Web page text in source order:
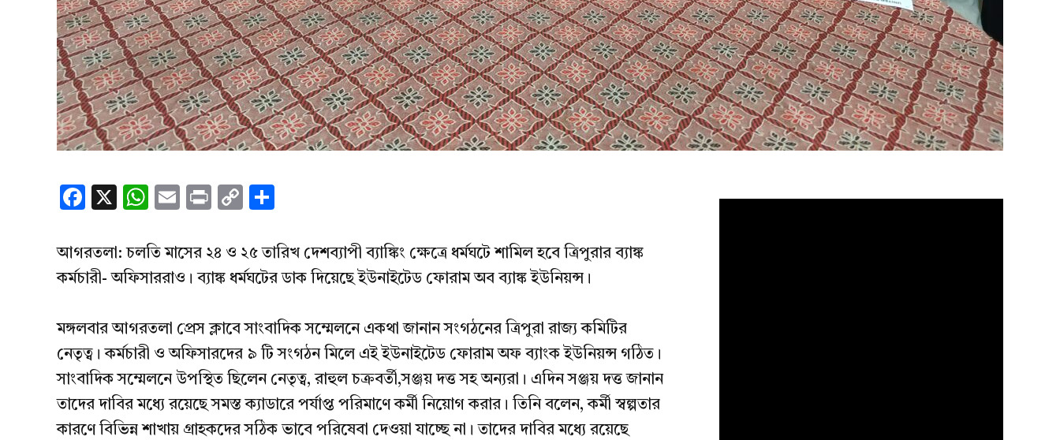
Facebook
X WhatsApp
EmailPrintCopy
আগরতলা: চলতি মাসের ২৪ ও ২৫ তারিখ দেশব্যাপী ব্যাঙ্কিং ক্ষেত্রে ধর্মঘটে শামিল হবে ত্রিপুরার ব্যাঙ্ক
কর্মচারী- অফিসাররাও। ব্যাঙ্ক ধর্মঘটের ডাক দিয়েছে ইউনাইটেড ফোরাম অব ব্যাঙ্ক ইউনিয়ন্স।
মঙ্গলবার আগরতলা প্রেস ক্লাবে সাংবাদিক সম্মেলনে একথা জানান সংগঠনের ত্রিপুরা রাজ্য কমিটির
নেতৃত্ব। কর্মচারী ও অফিসারদের ৯ টি সংগঠন মিলে এই ইউনাইটেড ফোরাম অফ ব্যাংক ইউনিয়ন্স গঠিত।
সাংবাদিক সম্মেলনে উপস্থিত ছিলেন নেতৃত্ব, রাহুল চক্রবর্তী,সঞ্জয় দত্ত সহ অন্যরা। এদিন সঞ্জয় দত্ত জানান
তাদের দাবির মধ্যে রয়েছে সমস্ত ক্যাডারে পর্যাপ্ত পরিমাণে কর্মী নিয়োগ করার। তিনি বলেন, কর্মী স্বল্পতার
কারণে বিভিন্ন শাখায় গ্রাহকদের সঠিক ভাবে পরিষেবা দেওয়া যাচ্ছে না। তাদের দাবির মধ্যে রয়েছে